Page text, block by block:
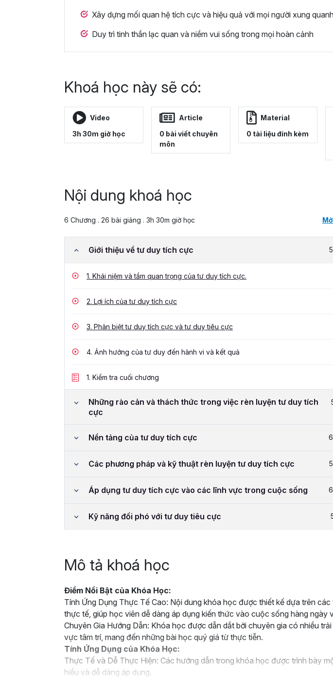
Xây dựng mối quan hệ tích cực và hiệu quả với mọi người xung
Duy trì tinh thần lạc quan và niềm vui sống trong mọi hoàn cảnh
Khoá học này sẽ có:
Video
3h 30m giờ học
Article
0 bài viết chuyên
môn
Material
0 tài liệu đính kèm
Nội dung khoá học
6 Chương . 26 bài giảng . 3h 30m giờ học
Giới thiệu về tư duy tích cực
1. Khái niệm và tầm quan trọng của tư duy tích cực.
2. Lợi ích của tư duy tích cực
3. Phân biệt tư duy tích cực và tư duy tiêu cực
4. Ảnh hưởng của tư duy đến hành vi và kết quả
1. Kiểm tra cuối chương
Những rào cản và thách thức trong việc rèn luyện tư duy tích
cực
Nền tảng của tư duy tích cực
Các phương pháp và kỹ thuật rèn luyện tư duy tích cực
Áp dụng tư duy tích cực vào các lĩnh vực trong cuộc sống
Kỹ năng đối phó với tư duy tiêu cực
Mô tả khoá học
Điểm Nổi Bật của Khóa Học:
Tính Ứng Dụng Thực Tế Cao: Nội dung khóa học được thiết kế dựa trên các
thực tế, giúp học viên dễ dàng áp dụng kiến thức vào cuộc sống hàng ngày
Chuyên Gia Hướng Dẫn: Khóa học được dẫn dắt bởi chuyên gia có nhiều
vực tâm trí, mang đến những bài học quý giá từ thực tiễn.
Tính Ứng Dụng của Khóa Học:
Thực Tế và Dễ Thực Hiện: Các hướng dẫn trong khóa học được trình bày
hiểu và dễ dàng áp dụng.